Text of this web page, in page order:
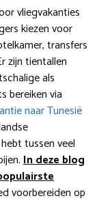
vliegvakanties
kiezen voor
transfers
zijn tientallen
als
bereiken via
naar Tunesië
tussen veel
In deze blog
voorbereiden op